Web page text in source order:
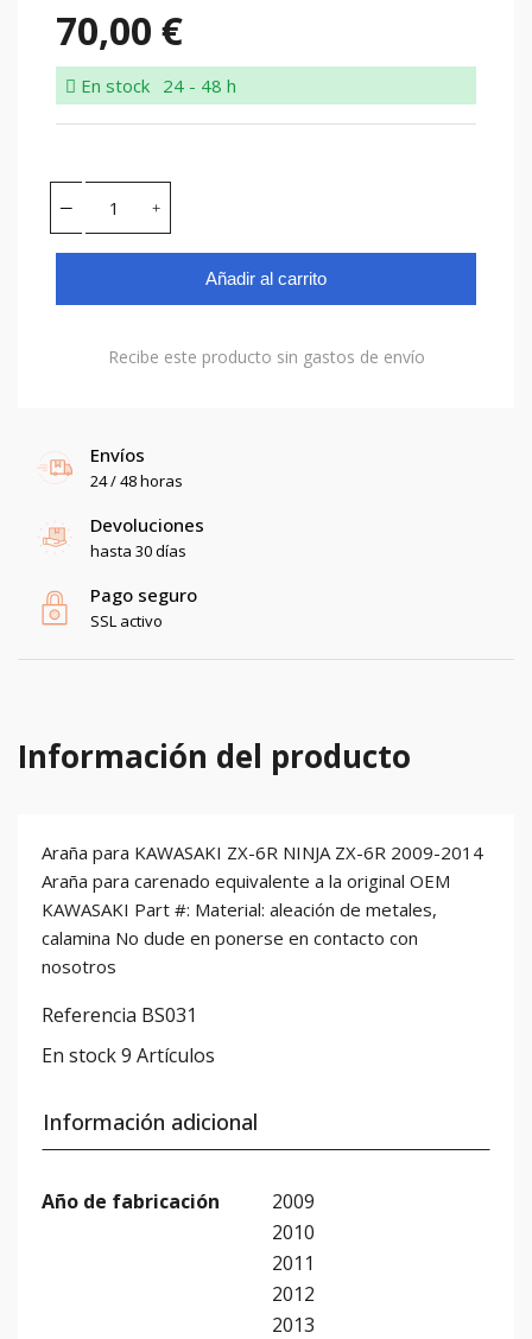
70,00 €
En stock 24 - 48 h
Añadir al carrito
Recibe este producto sin gastos de envío
Envíos
24 / 48 horas
Devoluciones
hasta 30 días
Pago seguro
SSL activo
Información del producto
Araña para KAWASAKI ZX-6R NINJA ZX-6R 2009-2014
Araña para carenado equivalente a la original OEM
KAWASAKI Part #: Material: aleación de metales,
calamina No dude en ponerse en contacto con
nosotros
Referencia BS031
En stock9 Artículos
Información adicional
Año de fabricación
2009
2010
2011
2012
2013